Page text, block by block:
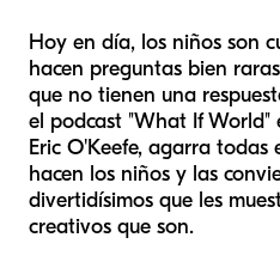
Hoy en día, los niños son
hacen preguntas bien
que no tienen una
el podcast "What If World"
Eric O'Keefe, agarra todas
hacen los niños y las
divertidísimos que les
creativos que son.